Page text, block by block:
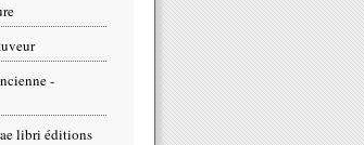
-
libri éditions